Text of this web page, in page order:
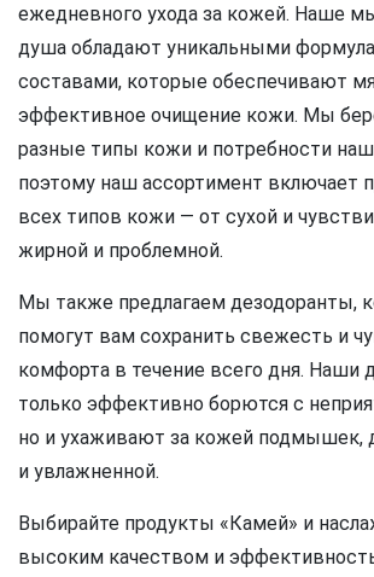
ежедневного ухода за кожей. Наше
душа обладают уникальными
составами, которые обеспечивают
эффективное очищение кожи. Мы
разные типы кожи и потребности
поэтому наш ассортимент включает
всех типов кожи — от сухой и
жирной и проблемной.
Мы также предлагаем дезодоранты,
помогут вам сохранить свежесть и
комфорта в течение всего дня. Наши
только эффективно борются с
но и ухаживают за кожей подмышек,
и увлажненной.
Выбирайте продукты «Камей» и
высоким качеством и